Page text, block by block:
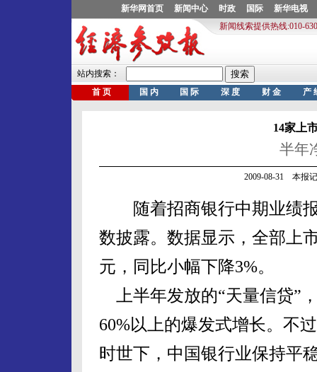
14家上
半年
2009-08-31 本报
随着招商银行中期业绩报
数披露。数据显示，全部上
元，同比小幅下降3%。
上半年发放的“天量信贷”
60%以上的爆发式增长。不
时世下，中国银行业保持平